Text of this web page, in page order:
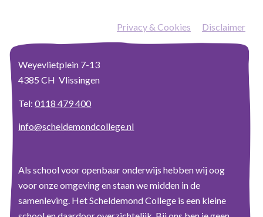
Privacy & Cookies Disclaimer
Weyevlietplein 7-13
4385 CH Vlissingen
Tel:0118 479 400
info@scheldemondcollege.nl
Als school voor openbaar onderwijs hebben wij oog
voor onze omgeving en staan we midden in de
samenleving. Het Scheldemond College is een kleine